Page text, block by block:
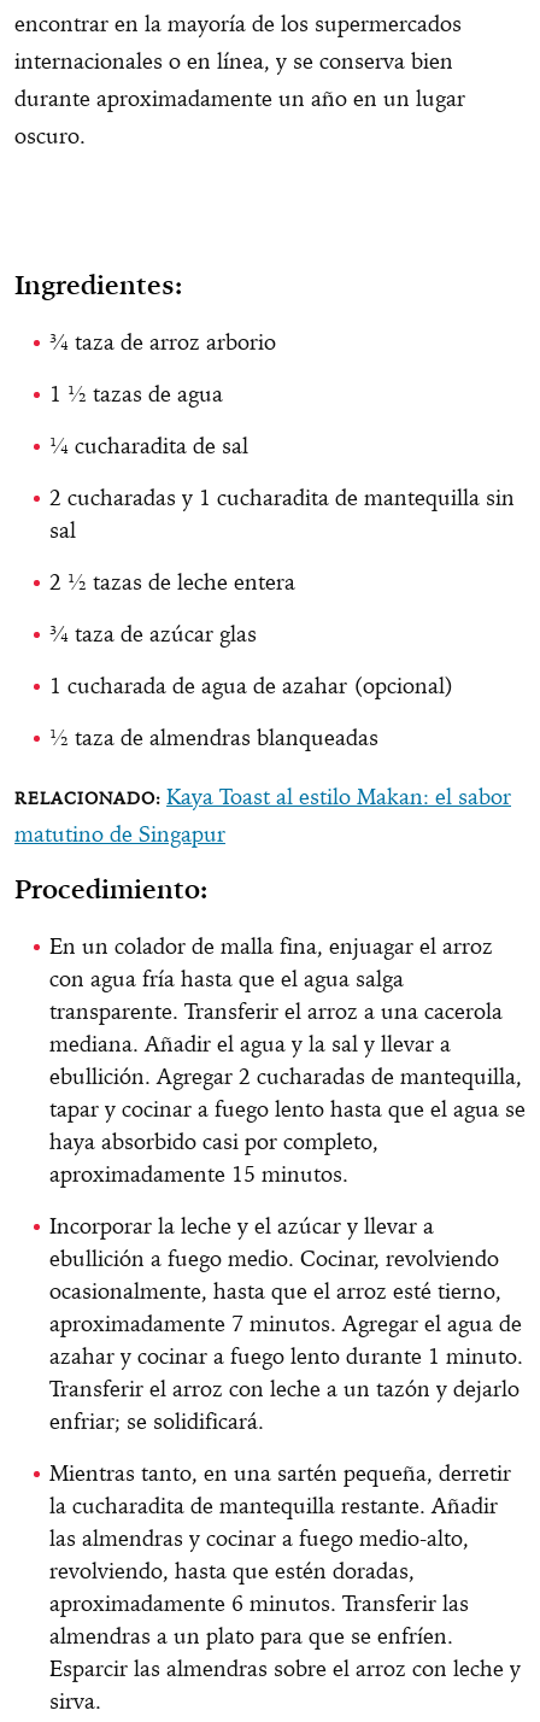
encontrar en la mayoría de los supermercados
internacionales o en línea, y se conserva bien
durante aproximadamente un año en un lugar
oscuro.
Ingredientes:
¾ taza de arroz arborio
1 ½ tazas de agua
¼ cucharadita de sal
2 cucharadas y 1 cucharadita de mantequilla sin
sal
2 ½ tazas de leche entera
¾ taza de azúcar glas
1 cucharada de agua de azahar (opcional)
½ taza de almendras blanqueadas
Kaya Toast al estilo Makan: el sabor
matutino de Singapur
Procedimiento:
En un colador de malla fina, enjuagar el arroz
con agua fría hasta que el agua salga
transparente. Transferir el arroz a una cacerola
mediana. Añadir el agua y la sal y llevar a
ebullición. Agregar 2 cucharadas de mantequilla,
tapar y cocinar a fuego lento hasta que el agua se
haya absorbido casi por completo,
aproximadamente 15 minutos.
Incorporar la leche y el azúcar y llevar a
ebullición a fuego medio. Cocinar, revolviendo
ocasionalmente, hasta que el arroz esté tierno,
aproximadamente 7 minutos. Agregar el agua de
azahar y cocinar a fuego lento durante 1 minuto.
Transferir el arroz con leche a un tazón y dejarlo
enfriar; se solidificará.
Mientras tanto, en una sartén pequeña, derretir
la cucharadita de mantequilla restante. Añadir
las almendras y cocinar a fuego medio-alto,
revolviendo, hasta que estén doradas,
aproximadamente 6 minutos. Transferir las
almendras a un plato para que se enfríen.
Esparcir las almendras sobre el arroz con leche y
sirva.